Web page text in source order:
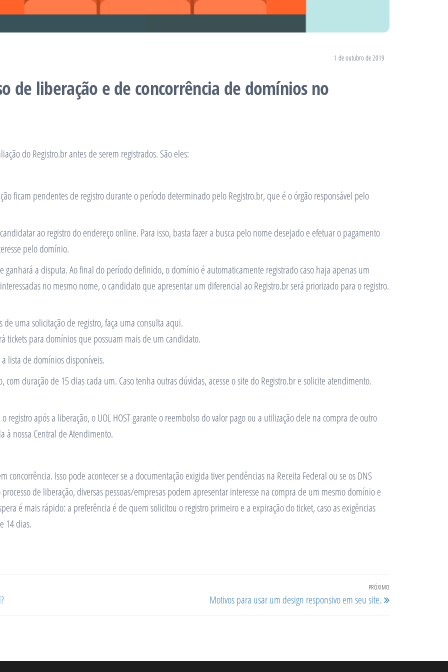
1 de outubro de 2019
de liberação e de concorrência de domínios no
do Registro.br antes de serem registrados. São eles:
ficam pendentes de registro durante o período determinado pelo Registro.br, que é o órgão responsável pelo
ao registro do endereço online. Para isso, basta fazer a busca pelo nome desejado e efetuar o pagamento
pelo domínio.
ganhará a disputa. Ao final do período definido, o domínio é automaticamente registrado caso haja apenas um
no mesmo nome, o candidato que apresentar um diferencial ao Registro.br será priorizado para o registro.
uma solicitação de registro, faça uma consulta aqui.
tickets para domínios que possuam mais de um candidato.
lista de domínios disponíveis.
com duração de 15 dias cada um. Caso tenha outras dúvidas, acesse o site do Registro.br e solicite atendimento.
registro após a liberação, o UOL HOST garante o reembolso do valor pago ou a utilização dele na compra de outro
à nossa Central de Atendimento.
concorrência. Isso pode acontecer se a documentação exigida tiver pendências na Receita Federal ou se os DNS
de liberação, diversas pessoas/empresas podem apresentar interesse na compra de um mesmo domínio e
é mais rápido: a preferência é de quem solicitou o registro primeiro e a expiração do ticket, caso as exigências
14 dias.
post
PRÓXIMO
Motivos para usar um design responsivo em seu site.